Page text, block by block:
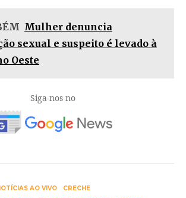
Mulher denuncia
sexual e suspeito é levado à
Oeste
Siga-nos no
AO VIVO
CRECHE